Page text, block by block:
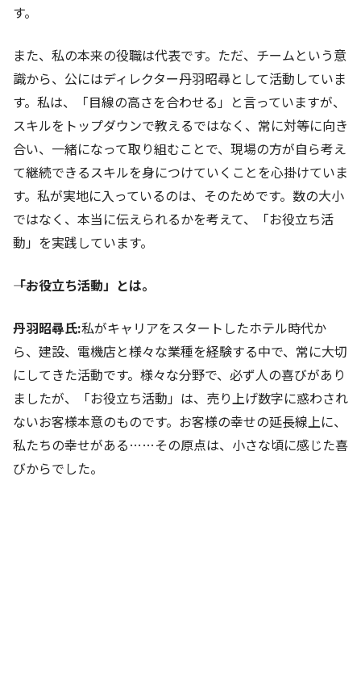
す。
また、私の本来の役職は代表です。ただ、チームという意
識から、公にはディレクター丹羽昭尋として活動していま
す。私は、「目線の高さを合わせる」と言っていますが、
スキルをトップダウンで教えるではなく、常に対等に向き
合い、一緒になって取り組むことで、現場の方が自ら考え
て継続できるスキルを身につけていくことを心掛けていま
す。私が実地に入っているのは、そのためです。数の大小
ではなく、本当に伝えられるかを考えて、「お役立ち活
動」を実践しています。
――「お役立ち活動」とは。
丹羽昭尋氏:私がキャリアをスタートしたホテル時代か
ら、建設、電機店と様々な業種を経験する中で、常に大切
にしてきた活動です。様々な分野で、必ず人の喜びがあり
ましたが、「お役立ち活動」は、売り上げ数字に惑わされ
ないお客様本意のものです。お客様の幸せの延長線上に、
私たちの幸せがある……その原点は、小さな頃に感じた喜
びからでした。